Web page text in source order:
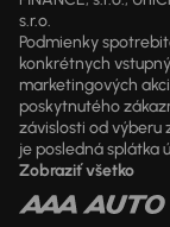
s.r.o.
Podmienky
konkrétnych
marketingových
poskytnutého
závislosti od výberu
je posledná splátka
Zobraziť všetko